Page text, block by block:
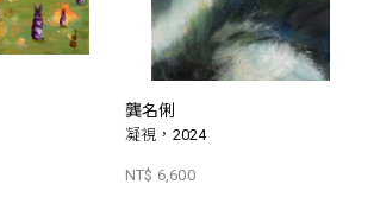
龔名俐
凝視，2024
NT$ 6,600